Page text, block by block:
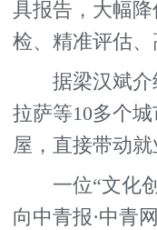
具报告，大幅
检、精准评估、
据梁汉斌介绍
拉萨等10多个
屋，直接带动就
一位“文化创
向中青报·中青